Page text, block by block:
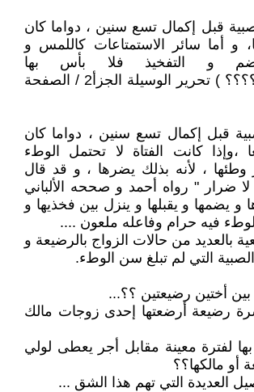
قبل إكمال تسع سنين ، دواما كان
و أما سائر الاستمتاعات كاللمس و
و التفخيذ فلا بأس بها
!!!!!!!!!!!!!!!!؟؟؟؟؟؟؟؟ ) تحرير الوسيلة الجزأ2 / الصفحة
قبل إكمال تسع سنين ، دواما كان
،وإذا كانت الفتاة لا تحتمل الوطء
وطئها ، لأنه بذلك يضرها ، و قد قال
لا ضرار " رواه أحمد و صححه الألباني
و يضمها و يقبلها و ينزل بين فخذيها و
فيه حرام وفاعله ملعون ....
بالعديد من حالات الزواج بالرضيعة و
التي لم تبلغ سن الوطء.
أختين رضيعتين ؟؟...
رضيعة أرضعتها إحدى زوجات مالك
لفترة معينة مقابل أجر يعطى لولي
أو مالكها؟؟
العديدة التي تهم هذا الشق ...